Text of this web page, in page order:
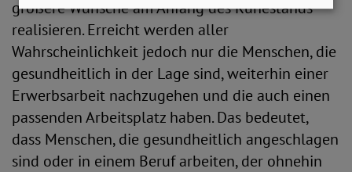
größere Wünsche am Anfang des Ruhestands
realisieren. Erreicht werden aller
Wahrscheinlichkeit jedoch nur die Menschen, die
gesundheitlich in der Lage sind, weiterhin einer
Erwerbsarbeit nachzugehen und die auch einen
passenden Arbeitsplatz haben. Das bedeutet,
dass Menschen, die gesundheitlich angeschlagen
sind oder in einem Beruf arbeiten, der ohnehin